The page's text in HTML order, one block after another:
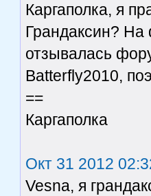
Каргаполка, я
Грандаксин?
отзывалась
Batterfly2010,
==
Каргаполка
Окт 31 2012
Vesna, я